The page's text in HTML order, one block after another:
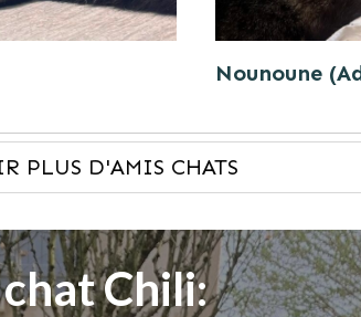
Nounoune
PLUS D'AMIS CHATS
Chili: